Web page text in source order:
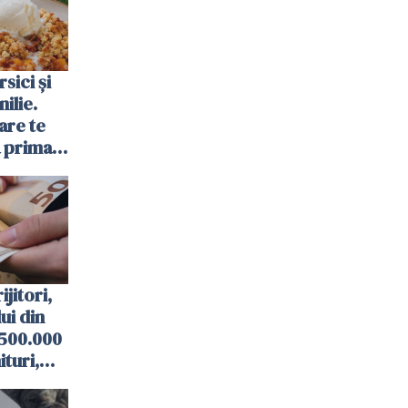
și
te
prima
din